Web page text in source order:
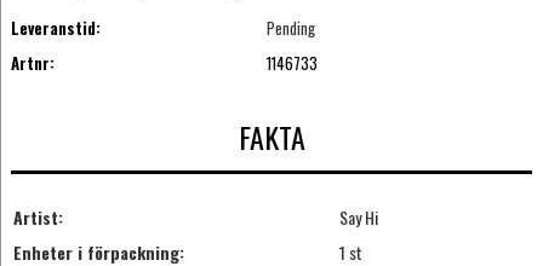
Leveranstid:
Pending
Artnr:
1146733
FAKTA
Artist:
Say Hi
Enheter i förpackning:
1 st